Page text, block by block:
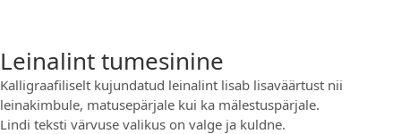
Leinalint tumesinine
Kalligraafiliselt kujundatud leinalint lisab lisaväärtust nii
leinakimbule, matusepärjale kui ka mälestuspärjale.
Lindi teksti värvuse valikus on valge ja kuldne.